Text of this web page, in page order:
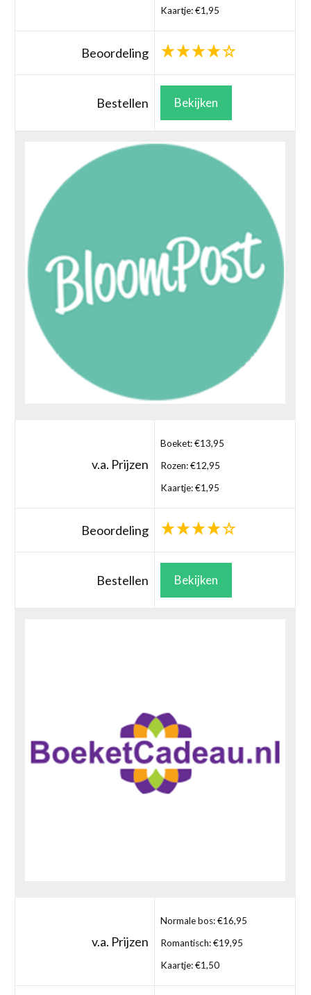
Kaartje: €1,95
Beoordeling
Bestellen Bekijken
v.a. Prijzen
Boeket: €13,95
Rozen: €12,95
Kaartje: €1,95
Beoordeling
Bestellen Bekijken
v.a. Prijzen
Normale bos: €16,95
Romantisch: €19,95
Kaartje: €1,50